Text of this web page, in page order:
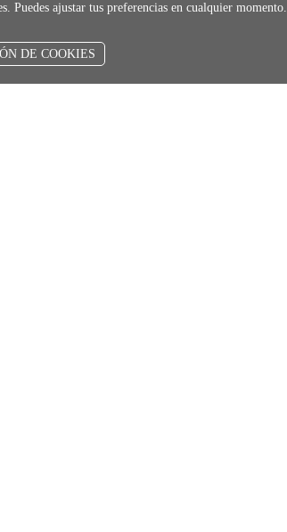
Puedes ajustar tus preferencias en cualquier momento.
DE COOKIES